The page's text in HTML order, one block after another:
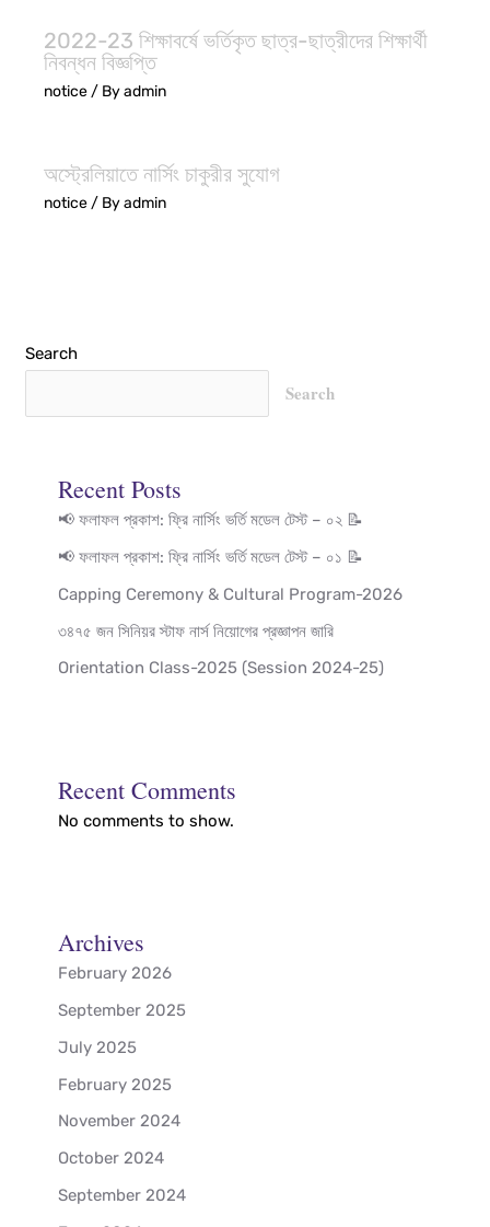
2022-23 শিক্ষাবর্ষে ভর্তিকৃত ছাত্র-ছাত্রীদের শিক্ষার্থী
নিবন্ধন বিজ্ঞপ্তি
notice/ Byadmin
অস্ট্রেলিয়াতে নার্সিং চাকুরীর সুযোগ
notice/ Byadmin
Search
Search
Recent Posts
📢 ফলাফল প্রকাশ: ফ্রি নার্সিং ভর্তি মডেল টেস্ট – ০২ 📝
📢 ফলাফল প্রকাশ: ফ্রি নার্সিং ভর্তি মডেল টেস্ট – ০১ 📝
Capping Ceremony & Cultural Program-2026
৩৪৭৫ জন সিনিয়র স্টাফ নার্স নিয়োগের প্রজ্ঞাপন জারি
Orientation Class-2025 (Session 2024-25)
Recent Comments
No comments to show.
Archives
February 2026
September 2025
July 2025
February 2025
November 2024
October 2024
September 2024